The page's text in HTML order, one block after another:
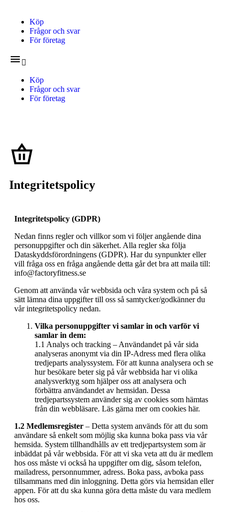
Köp
Frågor och svar
För företag
Köp
Frågor och svar
För företag
Integritetspolicy
Integritetspolicy (GDPR)
Nedan finns regler och villkor som vi följer angående dina
personuppgifter och din säkerhet. Alla regler ska följa
Dataskyddsförordningens (GDPR). Har du synpunkter eller
vill fråga oss en fråga angående detta går det bra att maila till:
info@factoryfitness.se
Genom att använda vår webbsida och våra system och på så
sätt lämna dina uppgifter till oss så samtycker/godkänner du
vår integritetspolicy nedan.
Vilka personuppgifter vi samlar in och varför vi
samlar in dem:
1.1 Analys och tracking – Användandet på vår sida
analyseras anonymt via din IP-Adress med flera olika
tredjeparts analyssystem. För att kunna analysera och se
hur besökare beter sig på vår webbsida har vi olika
analysverktyg som hjälper oss att analysera och
förbättra användandet av hemsidan. Dessa
tredjepartssystem använder sig av cookies som hämtas
från din webbläsare. Läs gärna mer om cookies här.
1.2 Medlemsregister – Detta system används för att du som
användare så enkelt som möjlig ska kunna boka pass via vår
hemsida. System tillhandhålls av ett tredjepartsystem som är
inbäddat på vår webbsida. För att vi ska veta att du är medlem
hos oss måste vi också ha uppgifter om dig, såsom telefon,
mailadress, personnummer, adress. Boka pass, avboka pass
tillsammans med din inloggning. Detta görs via hemsidan eller
appen. För att du ska kunna göra detta måste du vara medlem
hos oss.